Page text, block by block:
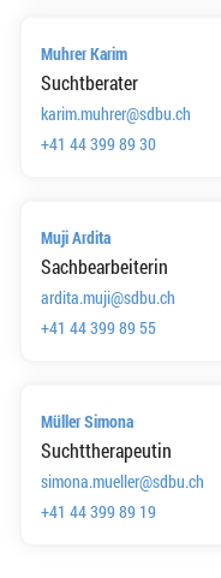
Muhrer Karim
Suchtberater
karim.muhrer@sdbu.ch
+41 44 399 89 30
Muji Ardita
Sachbearbeiterin
ardita.muji@sdbu.ch
+41 44 399 89 55
Müller Simona
Suchttherapeutin
simona.mueller@sdbu.ch
+41 44 399 89 19